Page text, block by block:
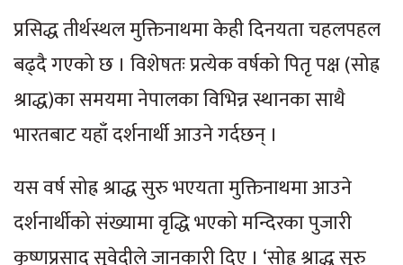
प्रसिद्ध तीर्थस्थल मुक्तिनाथमा केही दिनयता चहलपहल
बढ्दै गएको छ । विशेषतः प्रत्येक वर्षको पितृ पक्ष (सोह्र
श्राद्ध)का समयमा नेपालका विभिन्न स्थानका साथै
भारतबाट यहाँ दर्शनार्थी आउने गर्दछन् ।
यस वर्ष सोह्र श्राद्ध सुरु भएयता मुक्तिनाथमा आउने
दर्शनार्थीको संख्यामा वृद्धि भएको मन्दिरका पुजारी
कृष्णप्रसाद सुवेदीले जानकारी दिए । ‘सोह्र श्राद्ध सुरु